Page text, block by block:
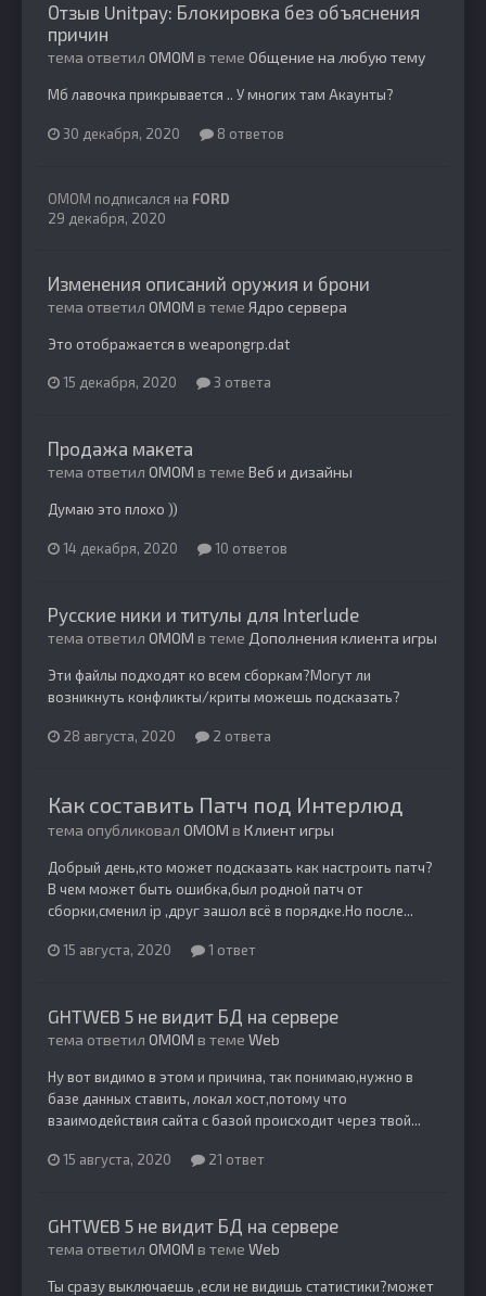
Отзыв Unitpay: Блокировка без объяснения
причин
тема ответил OMOM в теме Общение на любую тему
Мб лавочка прикрывается .. У многих там Акаунты?
30 декабря, 2020 8 ответов
OMOM подписался на FORD
29 декабря, 2020
Изменения описаний оружия и брони
тема ответил OMOM в теме Ядро сервера
Это отображается в weapongrp.dat
15 декабря, 2020 3 ответа
Продажа макета
тема ответил OMOM в теме Веб и дизайны
Думаю это плохо ))
14 декабря, 2020 10 ответов
Русские ники и титулы для Interlude
тема ответил OMOM в теме Дополнения клиента игры
Эти файлы подходят ко всем сборкам?Могут ли
возникнуть конфликты/криты можешь подсказать?
28 августа, 2020 2 ответа
Как составить Патч под Интерлюд
тема опубликовал OMOM в Клиент игры
Добрый день,кто может подсказать как настроить патч?
В чем может быть ошибка,был родной патч от
сборки,сменил ip ,друг зашол всё в порядке.Но после...
15 августа, 2020 1 ответ
GHTWEB 5 не видит БД на сервере
тема ответил OMOM в теме Web
Ну вот видимо в этом и причина, так понимаю,нужно в
базе данных ставить, локал хост,потому что
взаимодействия сайта с базой происходит через твой...
15 августа, 2020 21 ответ
GHTWEB 5 не видит БД на сервере
тема ответил OMOM в теме Web
Ты сразу выключаешь ,если не видишь статистики?может